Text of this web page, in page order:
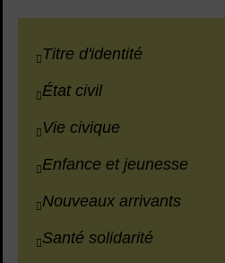
Titre d'identité
État civil
Vie civique
Enfance et jeunesse
Nouveaux arrivants
Santé solidarité